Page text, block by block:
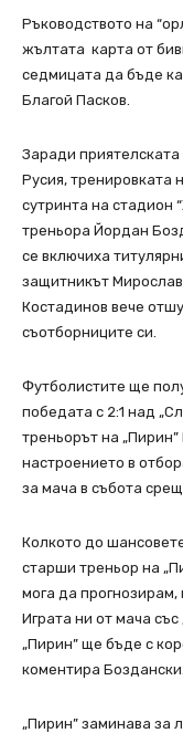
Ръководството на
жълтата карта от
седмицата да бъде
Благой Пасков.
Заради
Русия, тренировката
сутринта на стадион
треньора Йордан
се включиха
защитникът
Костадинов вече
съотборниците си.
Футболистите ще
победата с 2:1 над
треньорът на
настроението в
за мача в събота
Колкото до
старши треньор на
мога да
Играта ни от мача
„Пирин” ще бъде с
коментира Боздански.
„Пирин” заминава за